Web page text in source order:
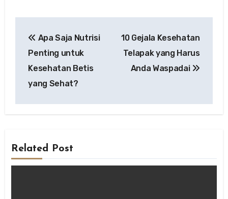
navigation
Apa Saja Nutrisi
Penting untuk
Kesehatan Betis
yang Sehat?
10 Gejala Kesehatan
Telapak yang Harus
Anda Waspadai
Related Post